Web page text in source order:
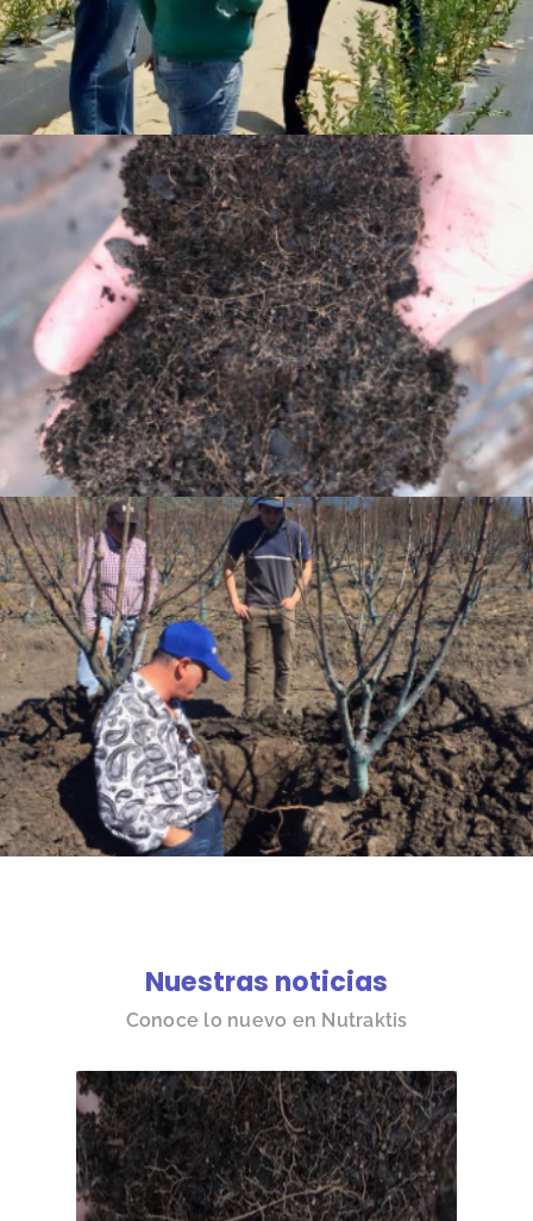
Nuestras noticias
Conoce lo nuevo en Nutraktis